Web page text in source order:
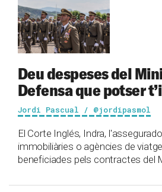
Deu despeses del
Defensa que potser
Jordi Pascual / @jordipasmol
El Corte Inglés, Indra,
immobiliàries o agències de
beneficiades pels contractes del